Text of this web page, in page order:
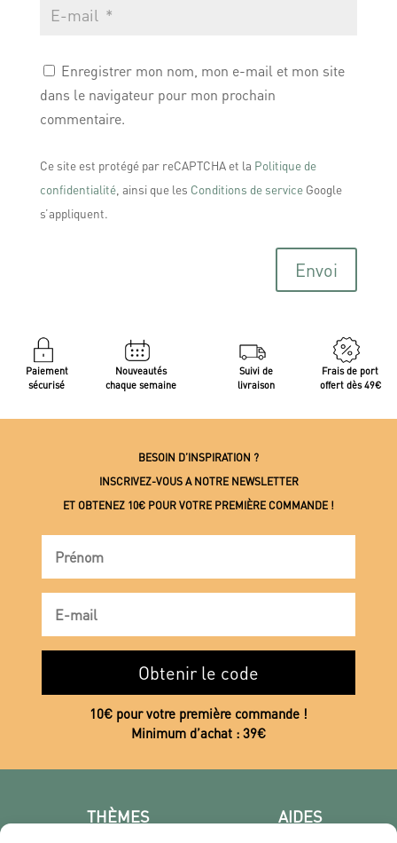
Enregistrer mon nom, mon e-mail et mon site
dans le navigateur pour mon prochain
commentaire.
Ce site est protégé par reCAPTCHA et la Politique de
confidentialité, ainsi que les Conditions de serviceGoogle
s’appliquent.
Envoi
Paiement
sécurisé
Nouveautés
chaque semaine
Suivi de
livraison
Frais de port
offert dès 49€
BESOIN D’INSPIRATION ?
INSCRIVEZ-VOUS A NOTRE NEWSLETTER
ET OBTENEZ 10€ POUR VOTRE PREMIÈRE COMMANDE !
Obtenir le code
10€ pour votre première commande !
Minimum d’achat : 39€
THÈMES AIDES